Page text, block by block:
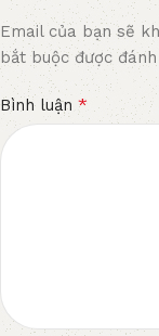
Email của bạn sẽ
bắt buộc được đánh
Bình luận *